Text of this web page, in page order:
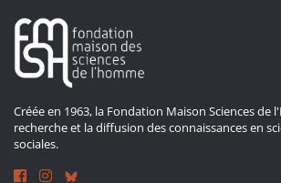
Créée en 1963, la Fondation Maison Sciences
recherche et la diffusion des connaissances en
sociales.